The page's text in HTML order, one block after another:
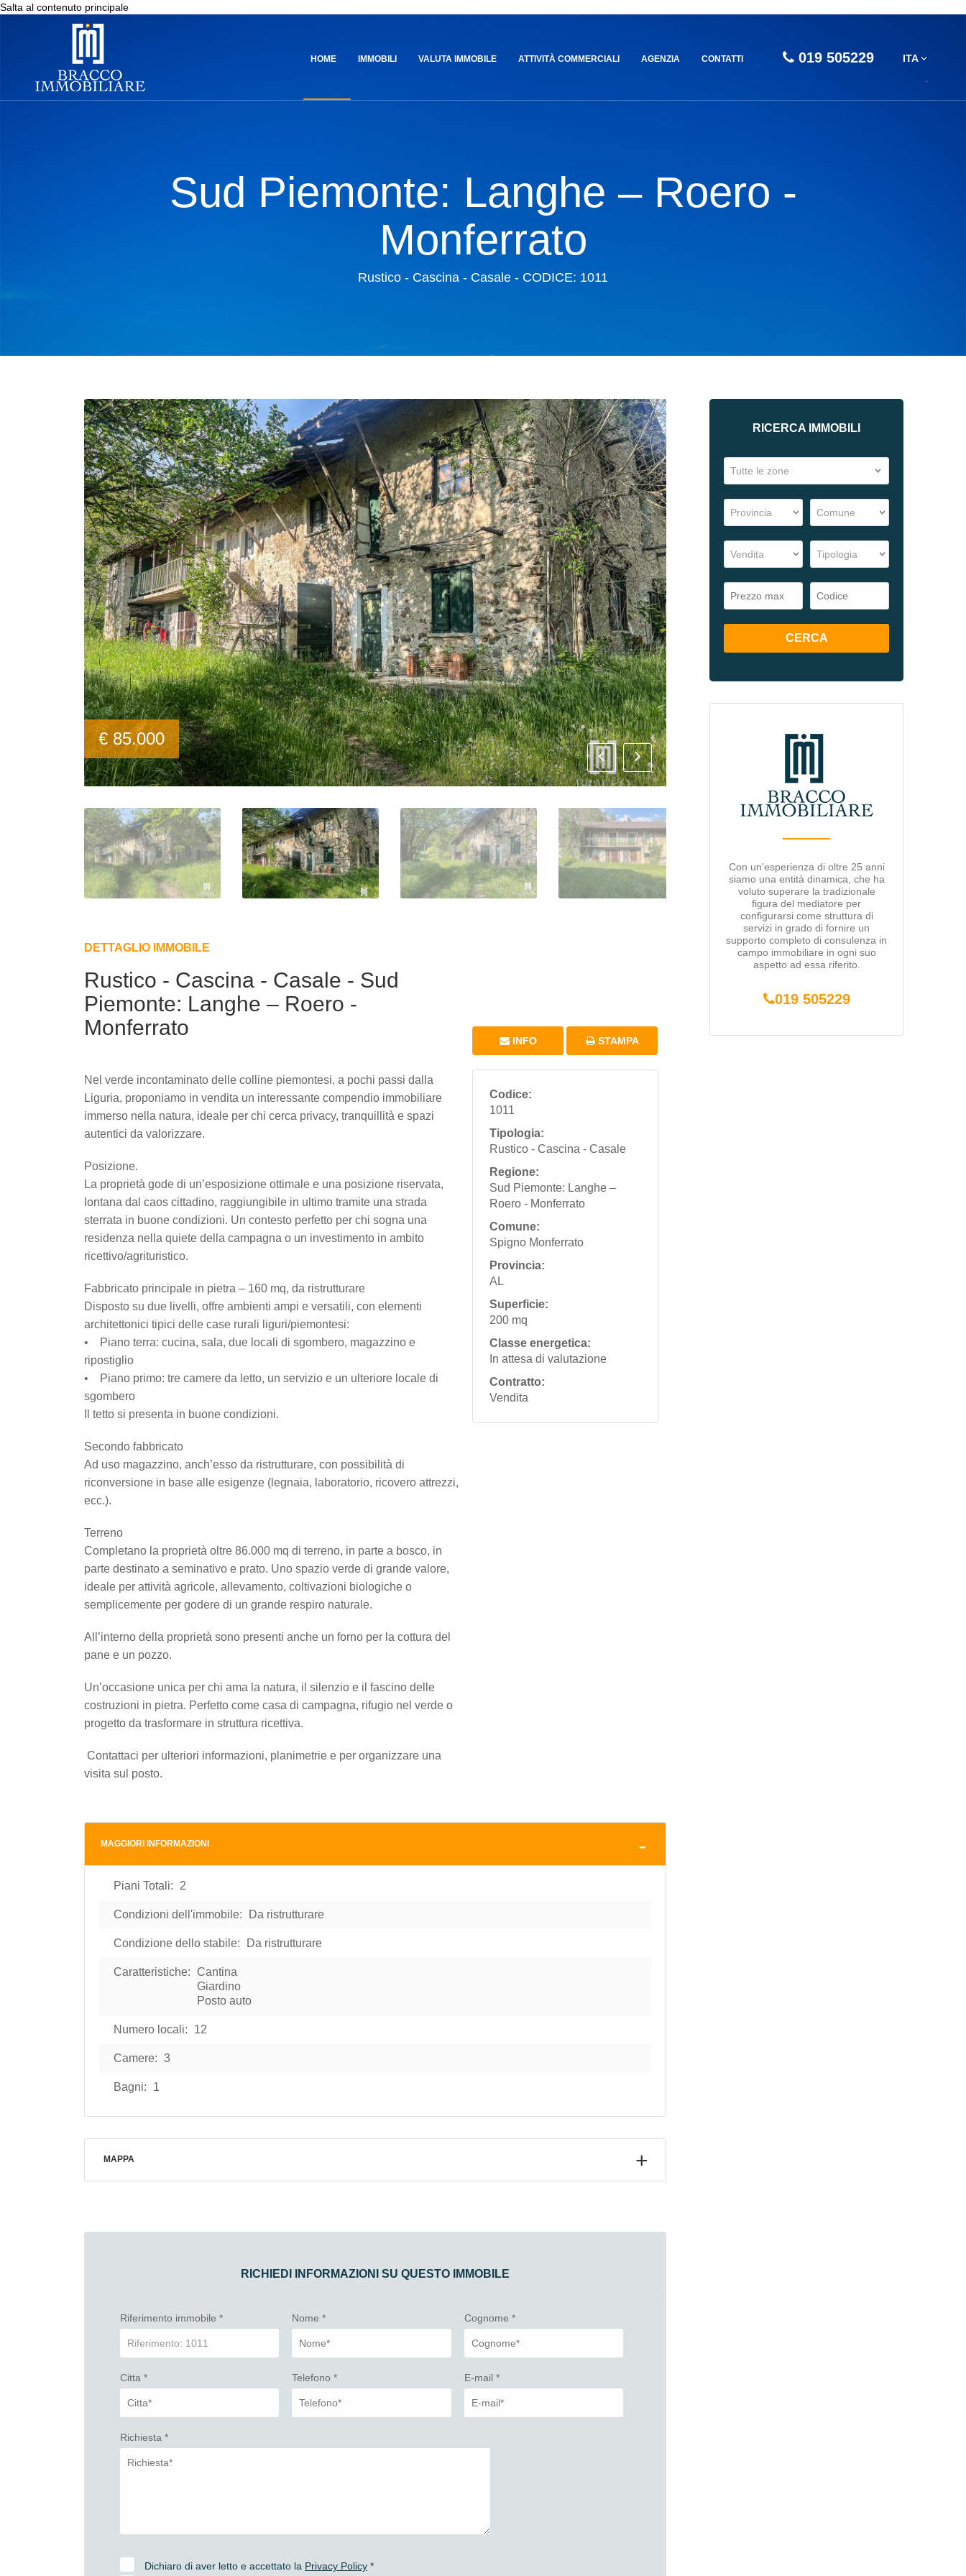
Salta al contenuto principale
HOME IMMOBILI VALUTA IMMOBILE ATTIVITÀ COMMERCIALI AGENZIA CONTATTI 019 505229 ITA
Sud Piemonte: Langhe – Roero -
Monferrato
Rustico - Cascina - Casale - CODICE: 1011
€ 85.000
DETTAGLIO IMMOBILE
Rustico - Cascina - Casale - Sud
Piemonte: Langhe – Roero -
Monferrato
Nel verde incontaminato delle colline piemontesi, a pochi passi dalla
Liguria, proponiamo in vendita un interessante compendio immobiliare
immerso nella natura, ideale per chi cerca privacy, tranquillità e spazi
autentici da valorizzare.
Posizione.
La proprietà gode di un’esposizione ottimale e una posizione riservata,
lontana dal caos cittadino, raggiungibile in ultimo tramite una strada
sterrata in buone condizioni. Un contesto perfetto per chi sogna una
residenza nella quiete della campagna o un investimento in ambito
ricettivo/agrituristico.
Fabbricato principale in pietra – 160 mq, da ristrutturare
Disposto su due livelli, offre ambienti ampi e versatili, con elementi
architettonici tipici delle case rurali liguri/piemontesi:
• Piano terra: cucina, sala, due locali di sgombero, magazzino e
ripostiglio
• Piano primo: tre camere da letto, un servizio e un ulteriore locale di
sgombero
Il tetto si presenta in buone condizioni.
Secondo fabbricato
Ad uso magazzino, anch’esso da ristrutturare, con possibilità di
riconversione in base alle esigenze (legnaia, laboratorio, ricovero attrezzi,
ecc.).
Terreno
Completano la proprietà oltre 86.000 mq di terreno, in parte a bosco, in
parte destinato a seminativo e prato. Uno spazio verde di grande valore,
ideale per attività agricole, allevamento, coltivazioni biologiche o
semplicemente per godere di un grande respiro naturale.
All’interno della proprietà sono presenti anche un forno per la cottura del
pane e un pozzo.
Un’occasione unica per chi ama la natura, il silenzio e il fascino delle
costruzioni in pietra. Perfetto come casa di campagna, rifugio nel verde o
progetto da trasformare in struttura ricettiva.
Contattaci per ulteriori informazioni, planimetrie e per organizzare una
visita sul posto.
INFO STAMPA
Codice:
1011
Tipologia:
Rustico - Cascina - Casale
Regione:
Sud Piemonte: Langhe –
Roero - Monferrato
Comune:
Spigno Monferrato
Provincia:
AL
Superficie:
200 mq
Classe energetica:
In attesa di valutazione
Contratto:
Vendita
MAGGIORI INFORMAZIONI
Piani Totali: 2
Condizioni dell'immobile: Da ristrutturare
Condizione dello stabile: Da ristrutturare
Caratteristiche: Cantina
Giardino
Posto auto
Numero locali: 12
Camere: 3
Bagni: 1
MAPPA
RICHIEDI INFORMAZIONI SU QUESTO IMMOBILE
Riferimento immobile * Nome* Cognome *
Citta * Telefono* E-mail *
Richiesta *
Dichiaro di aver letto e accettato la Privacy Policy *
RICERCA IMMOBILI
Con un'esperienza di oltre 25 anni
siamo una entità dinamica, che ha
voluto superare la tradizionale
figura del mediatore per
configurarsi come struttura di
servizi in grado di fornire un
supporto completo di consulenza in
campo immobiliare in ogni suo
aspetto ad essa riferito.
019 505229